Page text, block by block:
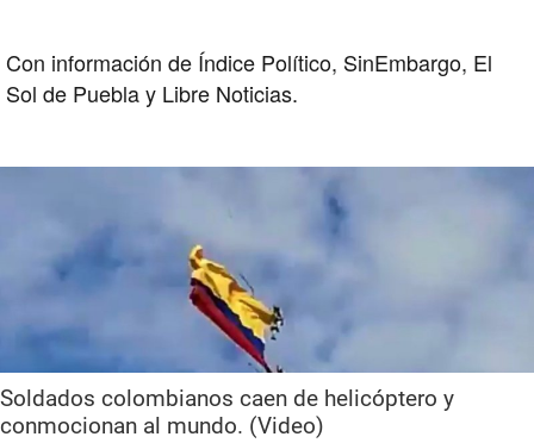
Con información de Índice Político, SinEmbargo, El
Sol de Puebla y Libre Noticias.
Soldados colombianos caen de helicóptero y
conmocionan al mundo. (Video)